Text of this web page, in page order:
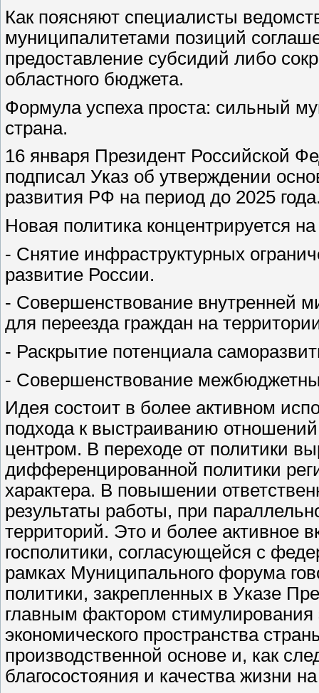
Как поясняют специалисты
муниципалитетами позиций
предоставление субсидий либо
областного бюджета.
Формула успеха проста: сильный
страна.
16 января Президент Российской
подписал Указ об утверждении
развития РФ на период до 2025
Новая политика концентрируется
- Снятие инфраструктурных
развитие России.
- Совершенствование внутренней
для переезда граждан на
- Раскрытие потенциала
- Совершенствование
Идея состоит в более активном
подхода к выстраиванию
центром. В переходе от политики
дифференцированной политики
характера. В повышении
результаты работы, при
территорий. Это и более активное
госполитики, согласующейся с
рамках Муниципального форума
политики, закрепленных в Указе
главным фактором стимулирования
экономического пространства
производственной основе и, как
благосостояния и качества жизни